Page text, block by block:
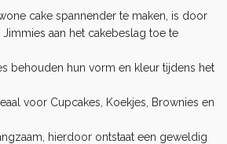
cake spannender te maken, is door
Jimmies aan het cakebeslag toe te
behouden hun vorm en kleur tijdens het
voor Cupcakes, Koekjes, Brownies en
hierdoor ontstaat een geweldig